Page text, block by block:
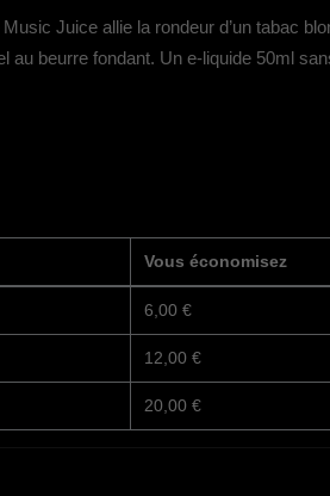
Juice allie la rondeur d’un tabac
au beurre fondant. Un e-liquide 50ml
Vous économisez
6,00 €
12,00 €
20,00 €